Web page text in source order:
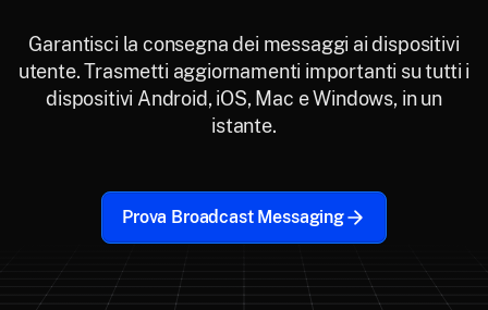
Garantisci la consegna dei messaggi ai dispositivi
utente. Trasmetti aggiornamenti importanti su tutti i
dispositivi Android, iOS, Mac e Windows, in un
istante.
Prova Broadcast Messaging